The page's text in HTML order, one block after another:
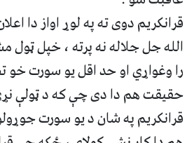
قرانکریم دوی ته په لوړ اواز دا
الله جل جلاله نه پرته ، خپل ټول
را وغواړي او حد اقل یو سورت
حقیقت هم دا دی چې که د ټولې
قرانکریم په شان د یو سورت